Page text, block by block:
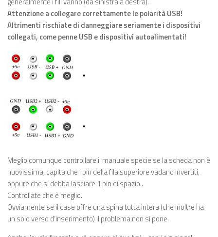
Attenzione a collegare correttamente le polarità USB!
Altrimenti rischiate di danneggiare seriamente i dispositivi
collegati, come penne USB e dispositivi autoalimentati!
Meglio comunque controllare il manuale specie se la scheda non è
nuovissima, capita che i pin della fila superiore vadano invertiti,
oppure che si debba lasciare 1 pin di spazio..
Controllate che è meglio.
Ovviamente se il case offre una spina tutta intera (che inoltre ha
un solo verso d’inserimento) il problema non si pone.